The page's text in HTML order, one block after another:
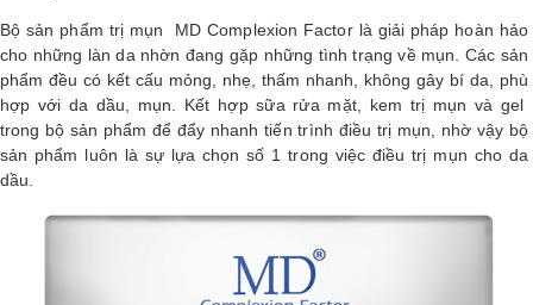
Bộ sản phẩm trị mụn MD Complexion Factor là giải pháp hoàn hảo
cho những làn da nhờn đang gặp những tình trạng về mụn. Các sản
phẩm đều có kết cấu mỏng, nhẹ, thấm nhanh, không gây bí da, phù
hợp với da dầu, mụn. Kết hợp sữa rửa mặt, kem trị mụn và gel
trong bộ sản phẩm để đẩy nhanh tiến trình điều trị mụn, nhờ vậy bộ
sản phẩm luôn là sự lựa chọn số 1 trong việc điều trị mụn cho da
dầu.